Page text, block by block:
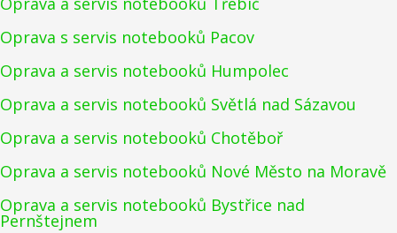
Oprava s servis notebooků Pacov
Oprava a servis notebooků Humpolec
Oprava a servis notebooků Světlá nad Sázavou
Oprava a servis notebooků Chotěboř
Oprava a servis notebooků Nové Město na Moravě
Oprava a servis notebooků Bystřice nad
Pernštejnem